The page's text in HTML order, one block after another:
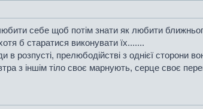
себе щоб потім знати як любити
б старатися виконувати їх.......
прелюбодійстві з однієї сторони
з іншім тіло своє марнують, серце своє